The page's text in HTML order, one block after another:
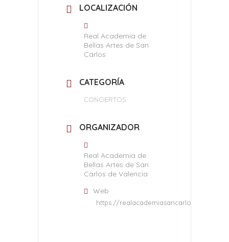
LOCALIZACIÓN
Real Academia de
Bellas Artes de San
Carlos
CATEGORÍA
CONCIERTOS
ORGANIZADOR
Real Academia de
Bellas Artes de San
Carlos de Valencia
Web
https://realacademiasancarlos.com/